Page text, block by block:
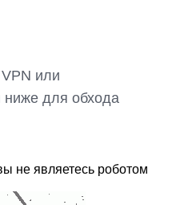
или
ниже для обхода
не являетесь роботом